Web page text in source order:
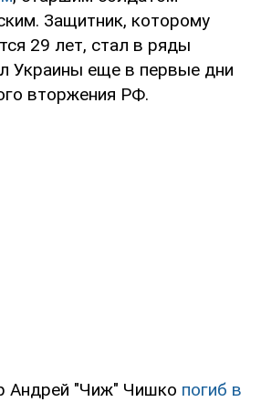
Защитник, которому
29 лет, стал в ряды
Украины еще в первые дни
вторжения РФ.
Андрей "Чиж" Чишко погиб в